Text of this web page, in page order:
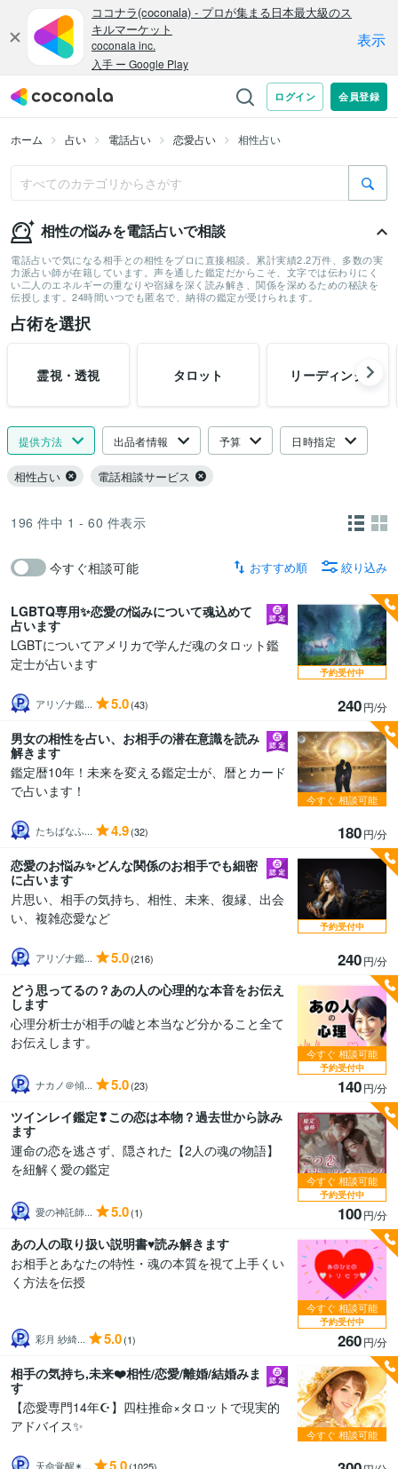
ホーム 占い 電話占い 恋愛占い 相性占い
相性の悩みを電話占いで相談
電話占いで気になる相手との相性をプロに直接相談。累計実績2.2万件、多数の実
力派占い師が在籍しています。声を通した鑑定だからこそ、文字では伝わりにく
い二人のエネルギーの重なりや宿縁を深く読み解き、関係を深めるための秘訣を
伝授します。24時間いつでも匿名で、納得の鑑定が受けられます。
占術を選択
霊視・透視 タロット リーディング
提供方法 出品者情報 予算 日時指定
相性占い 電話相談サービス
196 件中 1 - 60 件表示
今すぐ相談可能 おすすめ順 絞り込み
LGBTQ専用✨恋愛の悩みについて魂込めて
占います
LGBTについてアメリカで学んだ魂のタロット鑑
定士が占います
アリゾナ鑑... 5.0(43) 240円/分
予約受付中
男女の相性を占い、お相手の潜在意識を読み
解きます
鑑定暦10年！未来を変える鑑定士が、暦とカード
で占います！
たちばなふ... 4.9(32) 180円/分
今すぐ 相談可能
恋愛のお悩み✨どんな関係のお相手でも細密
に占います
片思い、相手の気持ち、相性、未来、復縁、出会
い、複雑恋愛など
アリゾナ鑑... 5.0(216) 240円/分
予約受付中
どう思ってるの？あの人の心理的な本音をお伝え
します
心理分析士が相手の嘘と本当など分かること全て
お伝えします。
ナカノ＠傾... 5.0(23) 140円/分
今すぐ 相談可能
予約受付中
ツインレイ鑑定❣この恋は本物？過去世から詠み
ます
運命の恋を逃さず、隠された【2人の魂の物語】
を紐解く愛の鑑定
愛の神託師... 5.0(1) 100円/分
今すぐ 相談可能
予約受付中
あの人の取り扱い説明書♥️読み解きます
お相手とあなたの特性・魂の本質を視て上手くい
く方法を伝授
彩月 紗綺... 5.0(1) 260円/分
今すぐ 相談可能
予約受付中
相手の気持ち,未来❤️相性/恋愛/離婚/結婚みま
す
【恋愛専門14年☪️】四柱推命×タロットで現実的
アドバイス✨
天命覚醒✴... (1025)
今すぐ 相談可能